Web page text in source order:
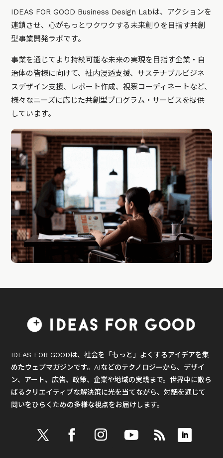
IDEAS FOR GOOD Business Design Labは、アクションを
連鎖させ、心がもっとワクワクする未来創りを目指す共創
型事業開発ラボです。
事業を通じてより持続可能な未来の実現を目指す企業・自
治体の皆様に向けて、社内浸透支援、サステナブルビジネ
スデザイン支援、レポート作成、視察コーディネートなど、
様々なニーズに応じた共創型プログラム・サービスを提供
しています。
IDEAS FOR GOODは、社会を「もっと」よくするアイデアを集
めたウェブマガジンです。AIなどのテクノロジーから、デザイ
ン、アート、広告、政策、企業や地域の実践まで。世界中に散ら
ばるクリエイティブな解決策に光を当てながら、対話を通じて
問いをひらくための多様な視点をお届けします。